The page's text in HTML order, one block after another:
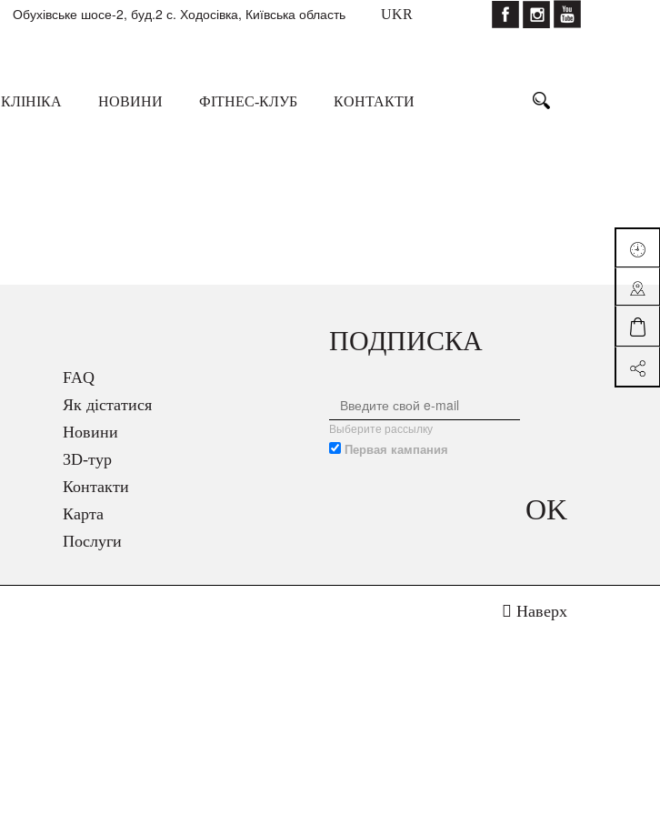
Обухівське шосе-2, буд.2 с. Ходосівка, Київська область UKR
КЛІНІКА НОВИНИ ФІТНЕС-КЛУБ КОНТАКТИ
FAQ
Як дістатися
Новини
3D-тур
Контакти
Карта
Послуги
ПОДПИСКА
Выберите рассылку
Первая кампания
OK
Наверх